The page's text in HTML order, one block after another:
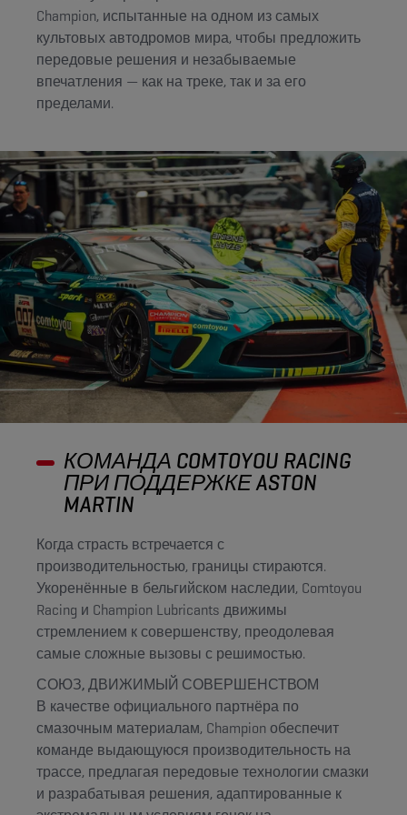
Champion, испытанные на одном из самых
культовых автодромов мира, чтобы предложить
передовые решения и незабываемые
впечатления — как на треке, так и за его
пределами.
КОМАНДА COMTOYOU RACING
ПРИ ПОДДЕРЖКЕ ASTON
MARTIN
Когда страсть встречается с
производительностью, границы стираются.
Укоренённые в бельгийском наследии, Comtoyou
Racing и Champion Lubricants движимы
стремлением к совершенству, преодолевая
самые сложные вызовы с решимостью.
СОЮЗ, ДВИЖИМЫЙ СОВЕРШЕНСТВОМ
В качестве официального партнёра по
смазочным материалам, Champion обеспечит
команде выдающуюся производительность на
трассе, предлагая передовые технологии смазки
и разрабатывая решения, адаптированные к